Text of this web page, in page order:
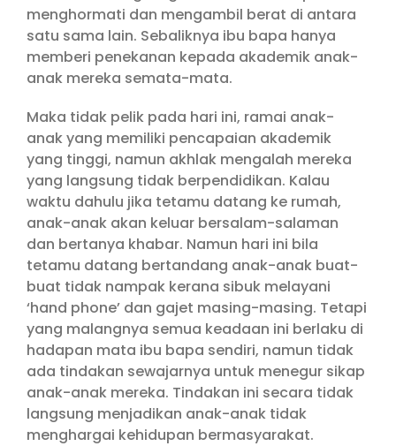
menghormati dan mengambil berat di antara
satu sama lain. Sebaliknya ibu bapa hanya
memberi penekanan kepada akademik anak-
anak mereka semata-mata.
Maka tidak pelik pada hari ini, ramai anak-
anak yang memiliki pencapaian akademik
yang tinggi, namun akhlak mengalah mereka
yang langsung tidak berpendidikan. Kalau
waktu dahulu jika tetamu datang ke rumah,
anak-anak akan keluar bersalam-salaman
dan bertanya khabar. Namun hari ini bila
tetamu datang bertandang anak-anak buat-
buat tidak nampak kerana sibuk melayani
‘hand phone’ dan gajet masing-masing. Tetapi
yang malangnya semua keadaan ini berlaku di
hadapan mata ibu bapa sendiri, namun tidak
ada tindakan sewajarnya untuk menegur sikap
anak-anak mereka. Tindakan ini secara tidak
langsung menjadikan anak-anak tidak
menghargai kehidupan bermasyarakat.